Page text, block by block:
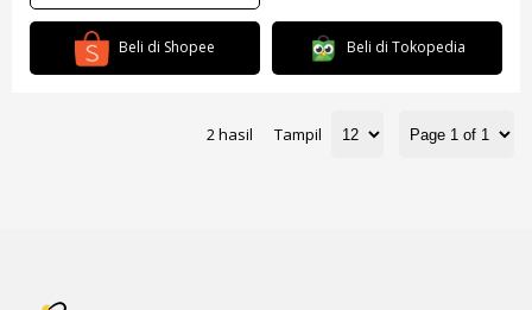
Beli di Shopee Beli di Tokopedia
2 hasil Tampil